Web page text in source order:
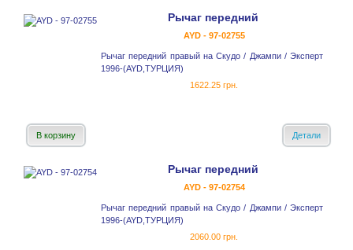
Рычаг передний
AYD - 97-02755
Рычаг передний правый на Скудо / Джампи / Эксперт
1996-(AYD,ТУРЦИЯ)
1622.25 грн.
В корзину Детали
Рычаг передний
AYD - 97-02754
Рычаг передний правый на Скудо / Джампи / Эксперт
1996-(AYD,ТУРЦИЯ)
2060.00 грн.